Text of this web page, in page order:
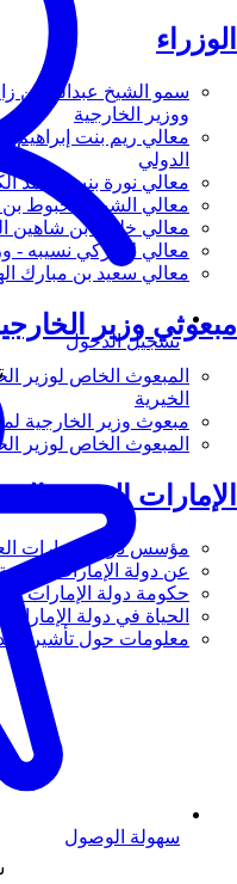
الوزراء
سمو الشيخ عبدالله بن
ووزير الخارجية
معالي ريم بنت إبراهيم
الدولي
معالي نورة بنت محمد
معالي الشيخ شخبوط بن
معالي خليفة بن شاهين
معالي لانا زكي نسيبه -
معالي سعيد بن مبارك
مبعوثي وزير
المبعوث الخاص لوزير
الخيرية
مبعوث وزير الخارجية
المبعوث الخاص لوزير
الإمارات العربية
مؤسس دولة الإمارات
عن دولة الإمارات
حكومة دولة الإمارات
الحياة في دولة الإمارات
معلومات حول تأشيرة
تسجيل الدخول
سهولة الوصول